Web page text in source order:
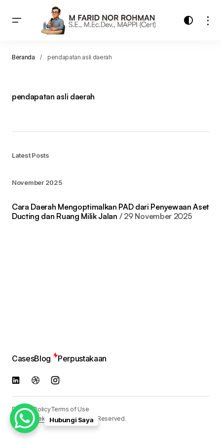
Beranda pendapatan asli daerah
pendapatan asli daerah
Latest Posts
November 2025
Cara Daerah Mengoptimalkan PAD dari Penyewaan Aset
Ducting dan Ruang Milik Jalan
29 November 2025
CasesBlog Perpustakaan
Privacy PolicyTerms of Use
© 2024 Reka Media. All Rights Reserved.
Hubungi Saya